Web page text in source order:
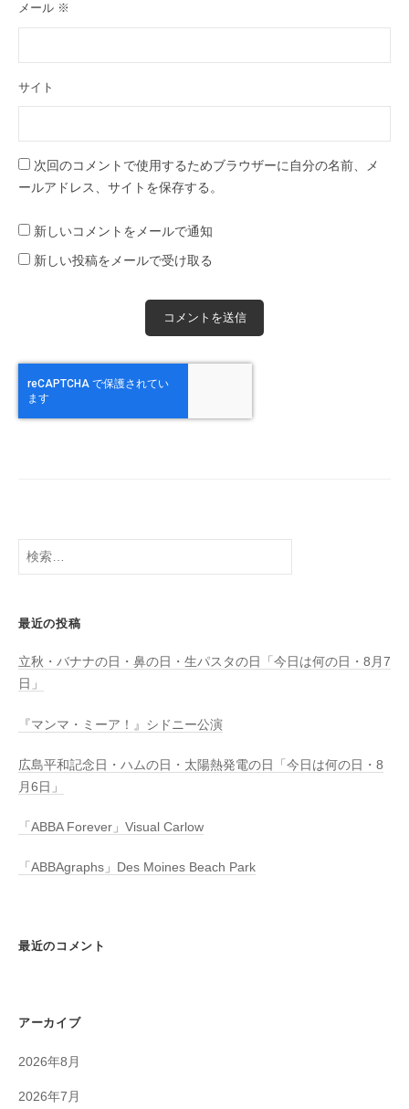
メール ※
サイト
次回のコメントで使用するためブラウザーに自分の名前、メ
ールアドレス、サイトを保存する。
新しいコメントをメールで通知
新しい投稿をメールで受け取る
検
最近の投稿
立秋・バナナの日・鼻の日・生パスタの日「今日は何の日・8月7
日」
『マンマ・ミーア！』シドニー公演
広島平和記念日・ハムの日・太陽熱発電の日「今日は何の日・8
月6日」
「ABBA Forever」Visual Carlow
「ABBAgraphs」Des Moines Beach Park
最近のコメント
アーカイブ
2026年8月
2026年7月